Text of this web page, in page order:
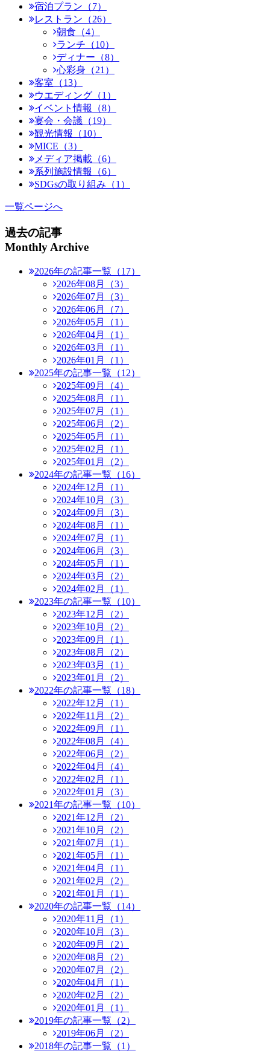
宿泊プラン（7）
レストラン（26）
朝食（4）
ランチ（10）
ディナー（8）
心彩身（21）
客室（13）
ウエディング（1）
イベント情報（8）
宴会・会議（19）
観光情報（10）
MICE（3）
メディア掲載（6）
系列施設情報（6）
SDGsの取り組み（1）
一覧ページへ
過去の記事
Monthly Archive
2026年の記事一覧（17）
2026年08月（3）
2026年07月（3）
2026年06月（7）
2026年05月（1）
2026年04月（1）
2026年03月（1）
2026年01月（1）
2025年の記事一覧（12）
2025年09月（4）
2025年08月（1）
2025年07月（1）
2025年06月（2）
2025年05月（1）
2025年02月（1）
2025年01月（2）
2024年の記事一覧（16）
2024年12月（1）
2024年10月（3）
2024年09月（3）
2024年08月（1）
2024年07月（1）
2024年06月（3）
2024年05月（1）
2024年03月（2）
2024年02月（1）
2023年の記事一覧（10）
2023年12月（2）
2023年10月（2）
2023年09月（1）
2023年08月（2）
2023年03月（1）
2023年01月（2）
2022年の記事一覧（18）
2022年12月（1）
2022年11月（2）
2022年09月（1）
2022年08月（4）
2022年06月（2）
2022年04月（4）
2022年02月（1）
2022年01月（3）
2021年の記事一覧（10）
2021年12月（2）
2021年10月（2）
2021年07月（1）
2021年05月（1）
2021年04月（1）
2021年02月（2）
2021年01月（1）
2020年の記事一覧（14）
2020年11月（1）
2020年10月（3）
2020年09月（2）
2020年08月（2）
2020年07月（2）
2020年04月（1）
2020年02月（2）
2020年01月（1）
2019年の記事一覧（2）
2019年06月（2）
2018年の記事一覧（1）